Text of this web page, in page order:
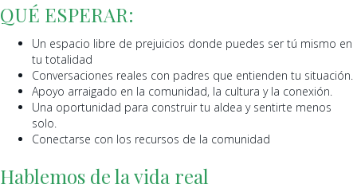
QUÉ ESPERAR:
Un espacio libre de prejuicios donde puedes ser tú mismo en
tu totalidad
Conversaciones reales con padres que entienden tu situación.
Apoyo arraigado en la comunidad, la cultura y la conexión.
Una oportunidad para construir tu aldea y sentirte menos
solo.
Conectarse con los recursos de la comunidad
Hablemos de la vida real